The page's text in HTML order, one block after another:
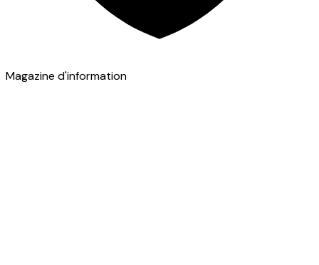
Magazine d'information